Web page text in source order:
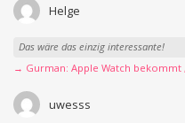
Helge
Das wäre das einzig interessante!
→ Gurman: Apple Watch bekommt
uwesss